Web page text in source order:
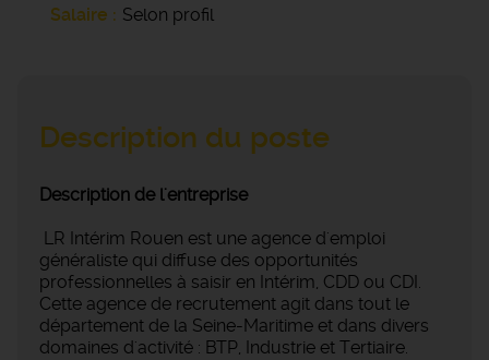
Salaire
Selon profil
Description du poste
Description de l'entreprise
LR Intérim Rouen est une agence d'emploi
généraliste qui diffuse des opportunités
professionnelles à saisir en Intérim, CDD ou CDI.
Cette agence de recrutement agit dans tout le
département de la Seine-Maritime et dans divers
domaines d'activité : BTP, Industrie et Tertiaire.